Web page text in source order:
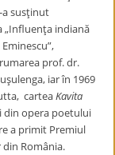
a susţinut
„Influenţa indiană
prof. dr.
iar în 1969
carteaKavita
din opera poetului
a primit Premiul
România.